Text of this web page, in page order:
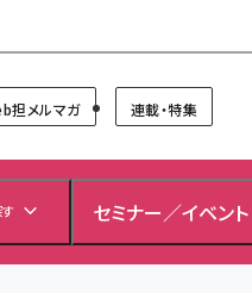
担メルマガ 連載・特集
セミナー／イベント
み受付中！ ／